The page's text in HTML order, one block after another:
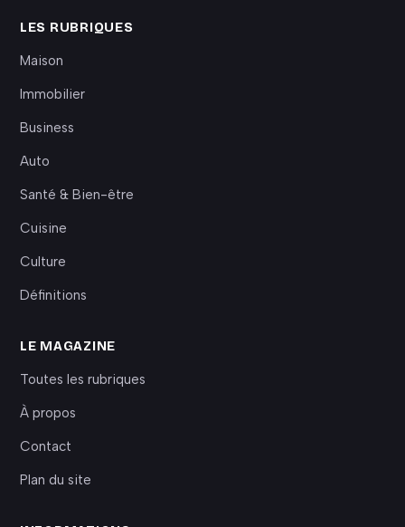
LES RUBRIQUES
Maison
Immobilier
Business
Auto
Santé & Bien-être
Cuisine
Culture
Définitions
LE MAGAZINE
Toutes les rubriques
À propos
Contact
Plan du site